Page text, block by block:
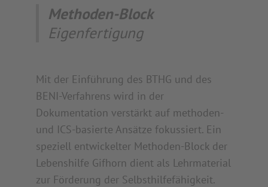
Methoden-Block
Eigenfertigung
Mit der Einführung des BTHG und des
BENI-Verfahrens wird in der
Dokumentation verstärkt auf methoden-
und ICS-basierte Ansätze fokussiert. Ein
speziell entwickelter Methoden-Block der
Lebenshilfe Gifhorn dient als Lehrmaterial
zur Förderung der Selbsthilfefähigkeit.